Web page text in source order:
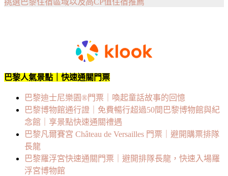
巴黎人氣景點｜快速通關門票
巴黎迪士尼樂園®門票｜喚起童話故事的回憶
巴黎博物館通行證｜免費暢行超過50間巴黎博物館與紀
念館｜享景點快速通關禮遇
巴黎凡爾賽宮 Château de Versailles 門票｜避開購票排隊
長龍
巴黎羅浮宮快速通關門票｜避開排隊長龍，快速入場羅
浮宮博物館